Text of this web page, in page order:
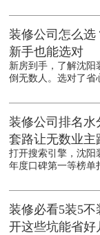
装修公司怎么选
新手也能选对
新房到手，了解沈阳
倒无数人。选对了省
装修公司排名水
套路让无数业主
打开搜索引擎，沈阳
年度口碑第一等榜单
装修必看5装5
开这些坑能省好